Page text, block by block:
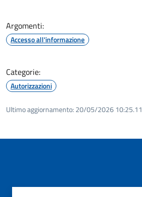
Argomenti:
Accesso all'informazione
Categorie:
Autorizzazioni
Ultimo aggiornamento: 20/05/2026 10:25.11